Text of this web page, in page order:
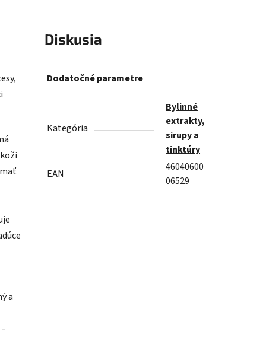
Diskusia
a
Dodatočné parametre
Kategória
Bylinné
extrakty,
sirupy a
tinktúry
EAN
46040600
06529